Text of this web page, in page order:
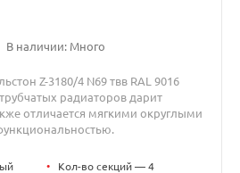
В наличии: Много
Z-3180/4 N69 твв RAL 9016
радиаторов дарит
отличается мягкими округлыми
• Кол-во секций — 4